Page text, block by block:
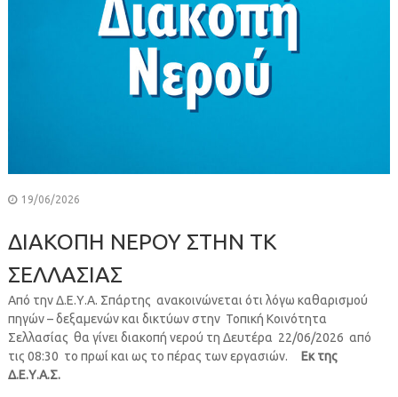
19/06/2026
ΔΙΑΚΟΠΗ ΝΕΡΟΥ ΣΤΗΝ ΤΚ
ΣΕΛΛΑΣΙΑΣ
Από την Δ.Ε.Υ.Α. Σπάρτης ανακοινώνεται ότι λόγω καθαρισμού
πηγών – δεξαμενών και δικτύων στην Τοπική Κοινότητα
Σελλασίας θα γίνει διακοπή νερού τη Δευτέρα 22/06/2026 από
τις 08:30 το πρωί και ως το πέρας των εργασιών.
Εκ της
Δ.Ε.Υ.Α.Σ.